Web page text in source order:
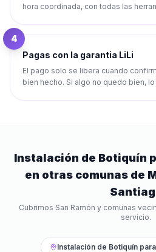
hora coordinada, con todas las
4
Pagas con la garantia LiLi
El pago solo se libera cuando
bien hecho. Si algo no quedo bien,
Instalación de Botiquín
en otras comunas de
Cubrimos San Ramón y comunas
servicio.
Instalación de Botiquín